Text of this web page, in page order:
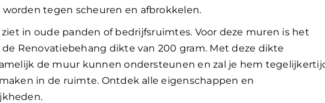
tegen scheuren en afbrokkelen.
in oude panden of bedrijfsruimtes. Voor deze muren is het
Renovatiebehang dikte van 200 gram. Met deze dikte
de muur kunnen ondersteunen en zal je hem
in de ruimte. Ontdek alle eigenschappen en